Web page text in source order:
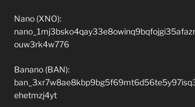
Nano (XNO):
ouw3rk4w776
Banano (BAN):
ehetmzj4yt